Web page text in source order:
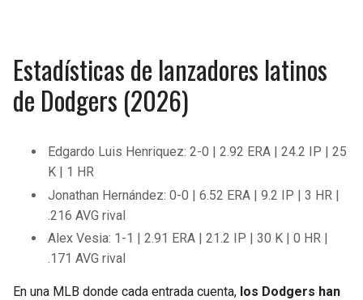
Estadísticas de lanzadores latinos
de Dodgers (2026)
Edgardo Luis Henriquez: 2-0 | 2.92 ERA | 24.2 IP | 25
K | 1 HR
Jonathan Hernández: 0-0 | 6.52 ERA | 9.2 IP | 3 HR |
.216 AVG rival
Alex Vesia: 1-1 | 2.91 ERA | 21.2 IP | 30 K | 0 HR |
.171 AVG rival
En una MLB donde cada entrada cuenta, los Dodgers han